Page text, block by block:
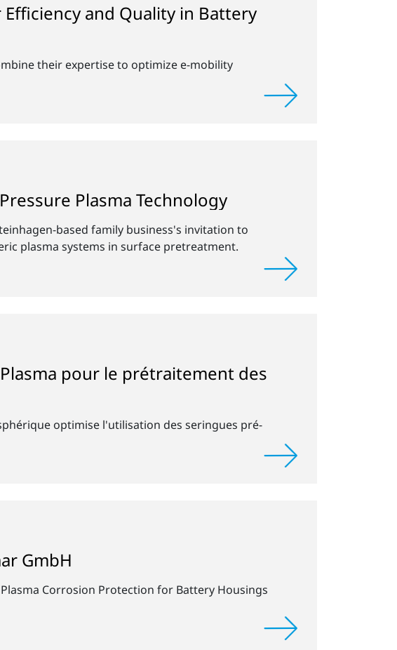
and Quality in Battery
their expertise to optimize e-mobility
Plasma Technology
based family business's invitation to
plasma systems in surface pretreatment.
pour le prétraitement des
optimise l'utilisation des seringues pré-
GmbH
Corrosion Protection for Battery Housings